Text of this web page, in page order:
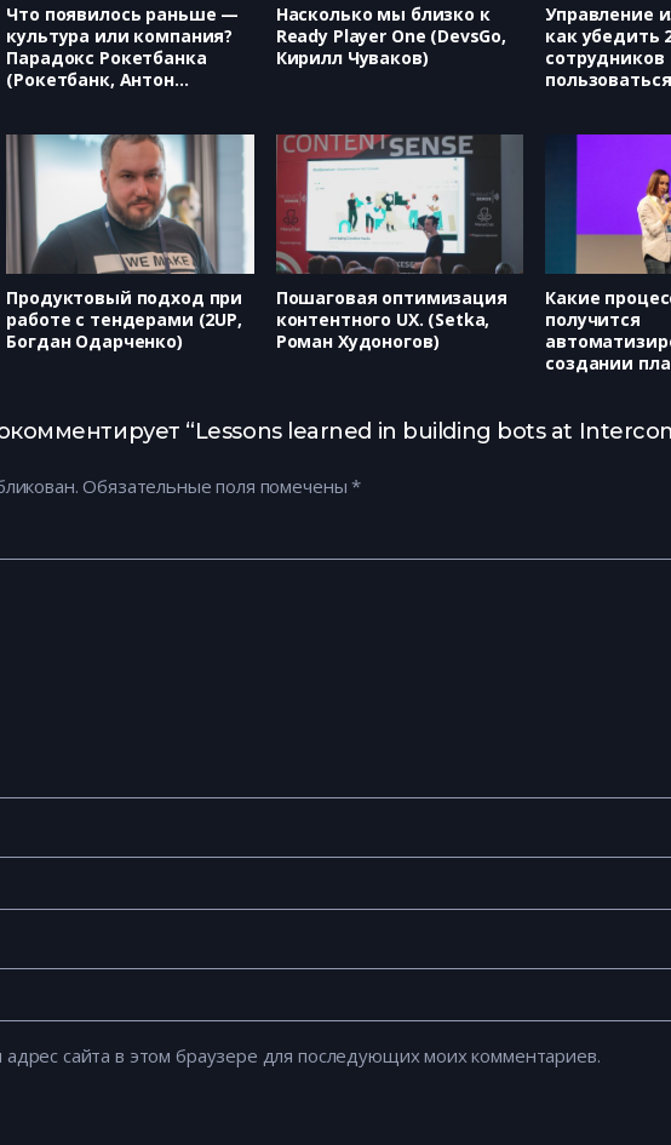
Что появилось раньше —
культура или компания?
Парадокс Рокетбанка
(Рокетбанк, Антон
Насколько мы близко к
Ready Player One (DevsGo,
Кирилл Чуваков)
Управление
как убедить
сотрудников
Продуктовый подход при
работе с тендерами (2UP,
Богдан Одарченко)
Пошаговая оптимизация
контентного UX. (Setka,
Роман Худоногов)
Какие
получится
создании
“Lessons learned in building bots at
Обязательные поля помечены*
сайта в этом браузере для последующих моих комментариев.